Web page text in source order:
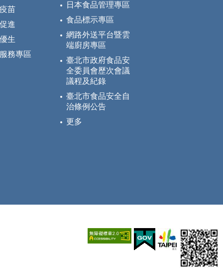
苗
進
生
務專區
日本食品管理專區
食品標示專區
網路外送平台暨雲
端廚房專區
臺北市政府食品安
全委員會歷次會議
議程及紀錄
臺北市食品安全自
治條例公告
更多